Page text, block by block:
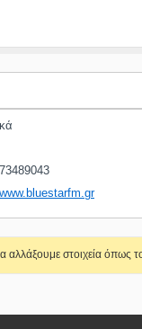
αλλάξουμε στοιχεία όπως